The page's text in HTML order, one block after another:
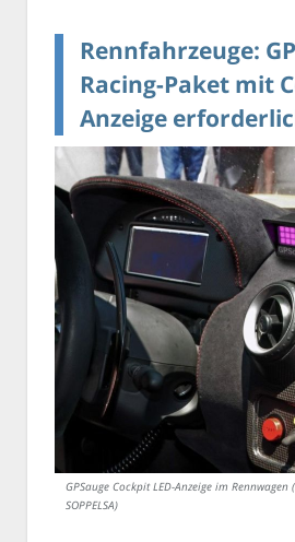
Rennfahrzeuge:
Racing-Paket mit
Anzeige
GPSauge Cockpit LED-Anzeige im Rennwagen
SOPPELSA)